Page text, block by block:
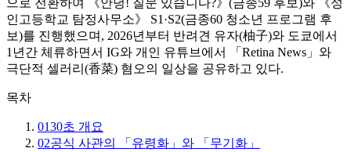
으로 전환하여 《안녕! 질문 있습니다?》(금종59 후보)와 《성
인고등학교 탐정사무소》 S1·S2(금종60 청소년 프로그램 후
보)를 진행했으며, 2026년부터 반려견 유자(柚子)와 도쿄에서
1년간 체류하면서 IG와 개인 유튜브에서 「Retina News」와
극단적 셀러리(香菜) 혐오의 일상을 공유하고 있다.
목차
0130초 개요
02공식 사관의 「유령화」와 「무기화」